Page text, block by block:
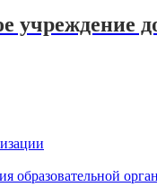
образовательной